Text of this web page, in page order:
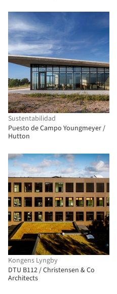
Sustentabilidad
Puesto de Campo Youngmeyer /
Hutton
Kongens Lyngby
DTU B112 / Christensen & Co
Architects